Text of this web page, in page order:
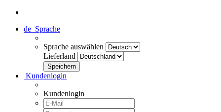
de Sprache
Sprache auswählen
Lieferland
Kundenlogin
Kundenlogin